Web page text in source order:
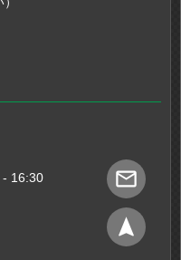
- 16:30
mail_outline
navigation